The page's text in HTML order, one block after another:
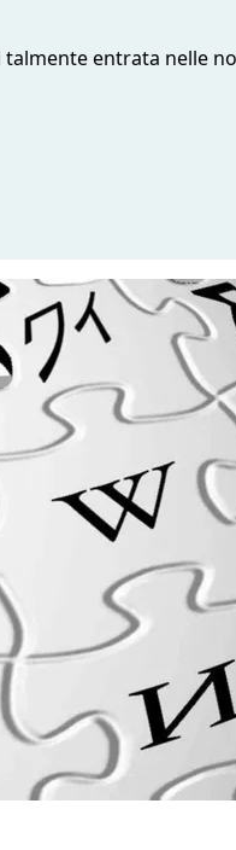
entrata nelle